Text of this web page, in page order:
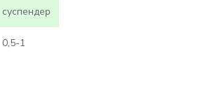
суспендер
0,5-1